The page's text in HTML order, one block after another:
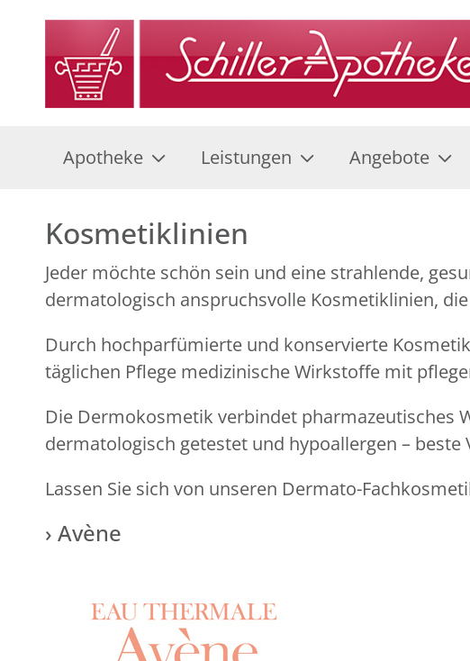
Apotheke Leistungen Angebote
Kosmetiklinien
Jeder möchte schön sein und eine strahlende,
dermatologisch anspruchsvolle Kosmetiklinien,
Durch hochparfümierte und konservierte
täglichen Pflege medizinische Wirkstoffe mit
Die Dermokosmetik verbindet pharmazeutisches
dermatologisch getestet und hypoallergen –
Lassen Sie sich von unseren Dermato-
› Avène